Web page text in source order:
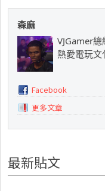
森麻
VJGamer
熱愛電玩文
Facebook
更多文章
最新貼文